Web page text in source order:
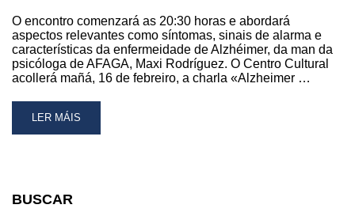
O encontro comenzará as 20:30 horas e abordará
aspectos relevantes como síntomas, sinais de alarma e
características da enfermeidade de Alzhéimer, da man da
psicóloga de AFAGA, Maxi Rodríguez. O Centro Cultural
acollerá mañá, 16 de febreiro, a charla «Alzheimer …
READ
MORE
OUTRAS
LER MÁIS
BUSCAR